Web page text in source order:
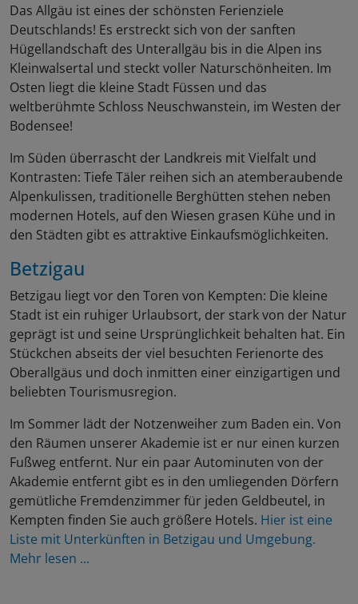
Das Allgäu ist eines der schönsten Ferienziele
Deutschlands! Es erstreckt sich von der sanften
Hügellandschaft des Unterallgäu bis in die Alpen ins
Kleinwalsertal und steckt voller Naturschönheiten. Im
Osten liegt die kleine Stadt Füssen und das
weltberühmte Schloss Neuschwanstein, im Westen der
Bodensee!
Im Süden überrascht der Landkreis mit Vielfalt und
Kontrasten: Tiefe Täler reihen sich an atemberaubende
Alpenkulissen, traditionelle Berghütten stehen neben
modernen Hotels, auf den Wiesen grasen Kühe und in
den Städten gibt es attraktive Einkaufsmöglichkeiten.
Betzigau
Betzigau liegt vor den Toren von Kempten: Die kleine
Stadt ist ein ruhiger Urlaubsort, der stark von der Natur
geprägt ist und seine Ursprünglichkeit behalten hat. Ein
Stückchen abseits der viel besuchten Ferienorte des
Oberallgäus und doch inmitten einer einzigartigen und
beliebten Tourismusregion.
Im Sommer lädt der Notzenweiher zum Baden ein. Von
den Räumen unserer Akademie ist er nur einen kurzen
Fußweg entfernt. Nur ein paar Autominuten von der
Akademie entfernt gibt es in den umliegenden Dörfern
gemütliche Fremdenzimmer für jeden Geldbeutel, in
Kempten finden Sie auch größere Hotels. Hier ist eine
Liste mit Unterkünften in Betzigau und Umgebung.
Mehr lesen ...